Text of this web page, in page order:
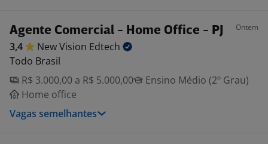
Agente Comercial - Home Office - PJ Ontem
3,4 New Vision Edtech
Todo Brasil
R$ 3.000,00 a R$ 5.000,00
Ensino Médio (2º Grau)
Home office
Vagas semelhantes